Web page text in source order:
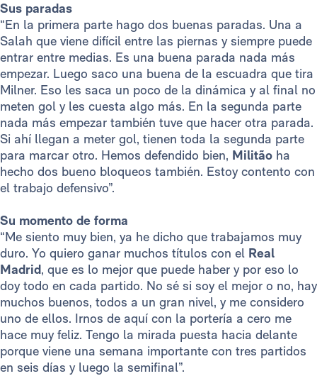
Sus paradas
“En la primera parte hago dos buenas paradas. Una a
Salah que viene difícil entre las piernas y siempre puede
entrar entre medias. Es una buena parada nada más
empezar. Luego saco una buena de la escuadra que tira
Milner. Eso les saca un poco de la dinámica y al final no
meten gol y les cuesta algo más. En la segunda parte
nada más empezar también tuve que hacer otra parada.
Si ahí llegan a meter gol, tienen toda la segunda parte
para marcar otro. Hemos defendido bien, Militão ha
hecho dos bueno bloqueos también. Estoy contento con
el trabajo defensivo”.
Su momento de forma
“Me siento muy bien, ya he dicho que trabajamos muy
duro. Yo quiero ganar muchos títulos con el Real
Madrid, que es lo mejor que puede haber y por eso lo
doy todo en cada partido. No sé si soy el mejor o no, hay
muchos buenos, todos a un gran nivel, y me considero
uno de ellos. Irnos de aquí con la portería a cero me
hace muy feliz. Tengo la mirada puesta hacia delante
porque viene una semana importante con tres partidos
en seis días y luego la semifinal”.